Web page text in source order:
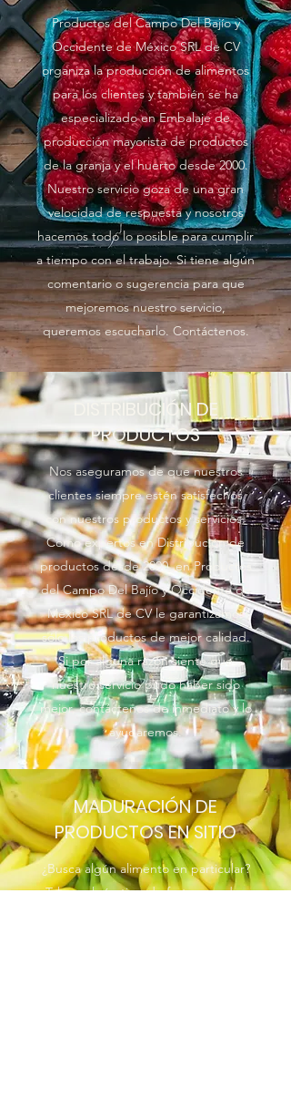
Productos del Campo Del Bajío y
Occidente de México SRL de CV
organiza la producción de alimentos
para los clientes y también se ha
especializado en Embalaje de
producción mayorista de productos
de la granja y el huerto desde 2000.
Nuestro servicio goza de una gran
velocidad de respuesta y nosotros
hacemos todo lo posible para cumplir
a tiempo con el trabajo. Si tiene algún
comentario o sugerencia para que
mejoremos nuestro servicio,
queremos escucharlo. Contáctenos.
DISTRIBUCIÓN DE
PRODUCTOS
Nos aseguramos de que nuestros
clientes siempre estén satisfechos
con nuestros productos y servicios.
Como expertos en Distribución de
productos desde 2000, en Productos
del Campo Del Bajío y Occidente de
México SRL de CV le garantizamos
sólo los productos de mejor calidad.
Si por alguna razón siente que
nuestro servicio pudo haber sido
mejor, contáctenos de inmediato y lo
ayudaremos.
MADURACIÓN DE
PRODUCTOS EN SITIO
¿Busca algún alimento en particular?
¿Tal vez algún tipo de fruta o verdura